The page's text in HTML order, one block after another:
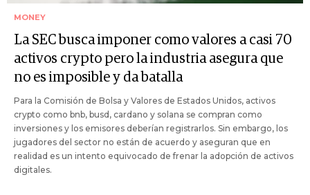
MONEY
La SEC busca imponer como valores a casi 70
activos crypto pero la industria asegura que
no es imposible y da batalla
Para la Comisión de Bolsa y Valores de Estados Unidos, activos
crypto como bnb, busd, cardano y solana se compran como
inversiones y los emisores deberían registrarlos. Sin embargo, los
jugadores del sector no están de acuerdo y aseguran que en
realidad es un intento equivocado de frenar la adopción de activos
digitales.